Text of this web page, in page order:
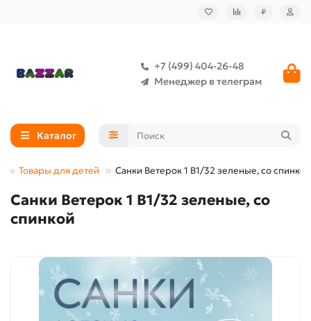
₽
+7 (499) 404-26-48
Менеджер в телеграм
Каталог
Товары для детей Санки Ветерок 1 В1/32 зеленые, со спинкой
Санки Ветерок 1 В1/32 зеленые, со
спинкой